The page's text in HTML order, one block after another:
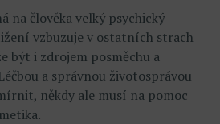
na člověka velký psychický
vzbuzuje v ostatních strach
být i zdrojem posměchu a
a správnou životosprávou
někdy ale musí na pomoc